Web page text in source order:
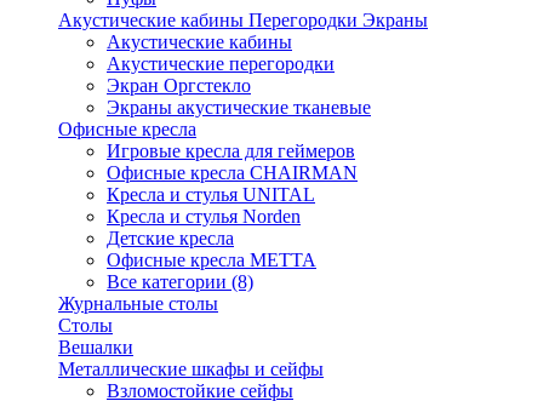
Акустические кабины Перегородки Экраны
Акустические кабины
Акустические перегородки
Экран Оргстекло
Экраны акустические тканевые
Офисные кресла
Игровые кресла для геймеров
Офисные кресла CHAIRMAN
Кресла и стулья UNITAL
Кресла и стулья Norden
Детские кресла
Офисные кресла МЕТТА
Все категории (8)
Журнальные столы
Столы
Вешалки
Металлические шкафы и сейфы
Взломостойкие сейфы